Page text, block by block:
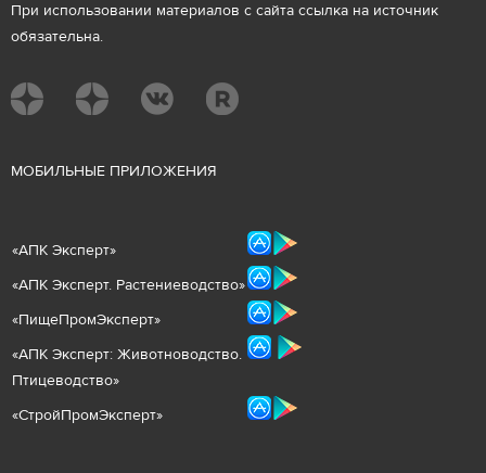
При использовании материалов с сайта ссылка на источник
обязательна.
МОБИЛЬНЫЕ ПРИЛОЖЕНИЯ
«АПК Эксперт»
«АПК Эксперт. Растениеводство»
«ПищеПромЭксперт»
«АПК Эксперт: Животноводство.
Птицеводство»
«СтройПромЭксперт»